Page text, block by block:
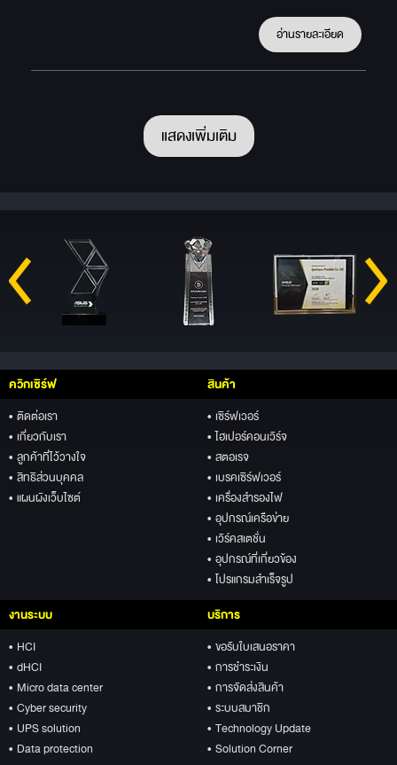
อ่านรายละเอียด
แสดงเพิ่มเติม
ควิกเซิร์ฟ
• ติดต่อเรา
• เกี่ยวกับเรา
• ลูกค้าที่ไว้วางใจ
• สิทธิส่วนบุคคล
• แผนผังเว็บไซต์
สินค้า
• เซิร์ฟเวอร์
• ไฮเปอร์คอนเวิร์จ
• สตอเรจ
• เบรคเซิร์ฟเวอร์
• เครื่องสำรองไฟ
• อุปกรณ์เครือข่าย
• เวิร์คสเตชั่น
• อุปกรณ์ที่เกี่ยวข้อง
• โปรแกรมสำเร็จรูป
งานระบบ
• HCI
• dHCI
• Micro data center
• Cyber security
• UPS solution
• Data protection
บริการ
• ขอรับใบเสนอราคา
• การชำระเงิน
• การจัดส่งสินค้า
• ระบบสมาชิก
• Technology Update
• Solution Corner